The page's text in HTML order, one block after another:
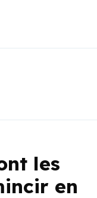
les
en